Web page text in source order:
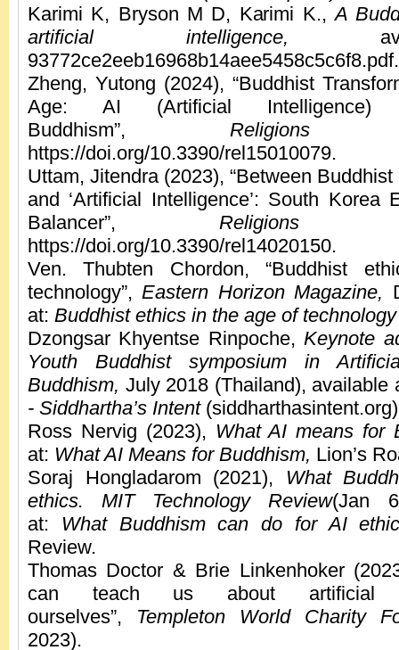
Karimi K, Bryson M D, Karimi K.,A
artificial intelligence,
93772ce2eeb16968b14aee5458c5c6f8.pdf.
Zheng, Yutong (2024), “Buddhist
Age: AI (Artificial Intelligence)
Buddhism”, Religions
https://doi.org/10.3390/rel15010079.
Uttam, Jitendra (2023), “Between Buddhist
and ‘Artificial Intelligence’: South Korea
Balancer”,Religions
https://doi.org/10.3390/rel14020150.
Ven. Thubten Chordon, “Buddhist
technology”,Eastern Horizon Magazine,
at: Buddhist ethics in the age of
Dzongsar Khyentse Rinpoche,Keynote
Youth Buddhist symposium in
Buddhism, July 2018 (Thailand), available
- Siddhartha’s Intent
Ross Nervig (2023), What AI means for
at: What AI Means for Buddhism, Lion’s
Soraj Hongladarom (2021), What
ethics. MIT Technology Review(Jan
at: What Buddhism can do for AI
Review.
Thomas Doctor & Brie Linkenhoker
can teach us about artificial
ourselves”, Templeton World Charity
2023).